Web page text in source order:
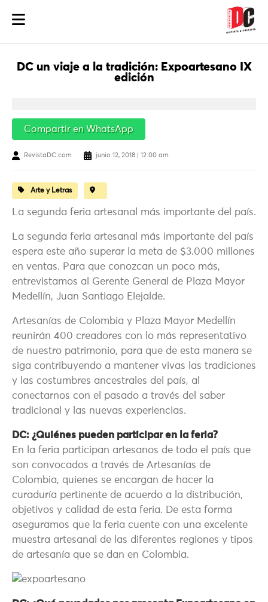
DC un viaje a la tradición: Expoartesano IX
edición
Compartir en WhatsApp
RevistaDC.com junio 12, 2018 | 12:00 am
Arte y Letras
La segunda feria artesanal más importante del país.
La segunda feria artesanal más importante del país
espera este año superar la meta de $3.000 millones
en ventas. Para que conozcan un poco más,
entrevistamos al Gerente General de Plaza Mayor
Medellín, Juan Santiago Elejalde.
Artesanías de Colombia y Plaza Mayor Medellín
reunirán 400 creadores con lo más representativo
de nuestro patrimonio, para que de esta manera se
siga contribuyendo a mantener vivas las tradiciones
y las costumbres ancestrales del país, al
conectarnos con el pasado a través del saber
tradicional y las nuevas experiencias.
DC: ¿Quiénes pueden participar en la feria?
En la feria participan artesanos de todo el país que
son convocados a través de Artesanías de
Colombia, quienes se encargan de hacer la
curaduría pertinente de acuerdo a la distribución,
objetivos y calidad de esta feria. De esta forma
aseguramos que la feria cuente con una excelente
muestra artesanal de las diferentes regiones y tipos
de artesanía que se dan en Colombia.